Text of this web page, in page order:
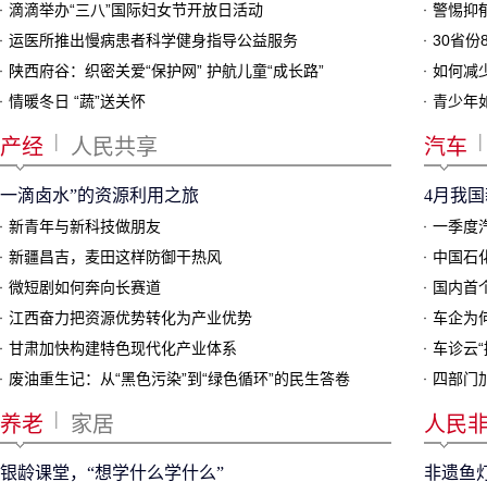
滴滴举办“三八”国际妇女节开放日活动
运医所推出慢病患者科学健身指导公益服务
陕西府谷：织密关爱“保护网” 护航儿童“成长路”
情暖冬日 “蔬”送关怀
警惕抑
30省份
如何减
青少年
产经 | 人民共享
一滴卤水”的资源利用之旅
新青年与新科技做朋友
新疆昌吉，麦田这样防御干热风
微短剧如何奔向长赛道
江西奋力把资源优势转化为产业优势
甘肃加快构建特色现代化产业体系
废油重生记：从“黑色污染”到“绿色循环”的民生答卷
汽车 |
4月我
一季度
车企为
四部门
养老 | 家居
银龄课堂，“想学什么学什么”
人民
非遗鱼